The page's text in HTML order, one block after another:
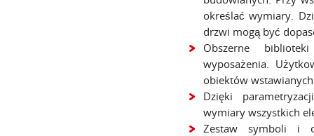
określać wymiary.
drzwi mogą być
Obszerne
wyposażenia.
obiektów
Dzięki
wymiary wszystkich
Zestaw symboli i